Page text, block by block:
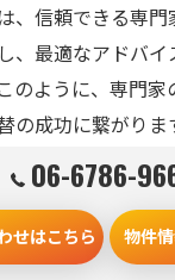
、信頼できる専
、最適なアドバ
のように、専門
の成功に繋がり
ポイントを忘れな
めの保険選び
際に、リスク管理
06-6786-
せはこちら 物件